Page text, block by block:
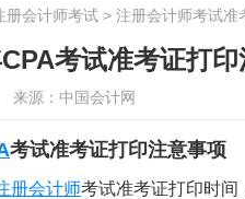
册会计师考试 > 注册会计师考试准
考试准考证打
来源：中国会计网
考试准考证打印注意事项
册会计师考试准考证打印时间